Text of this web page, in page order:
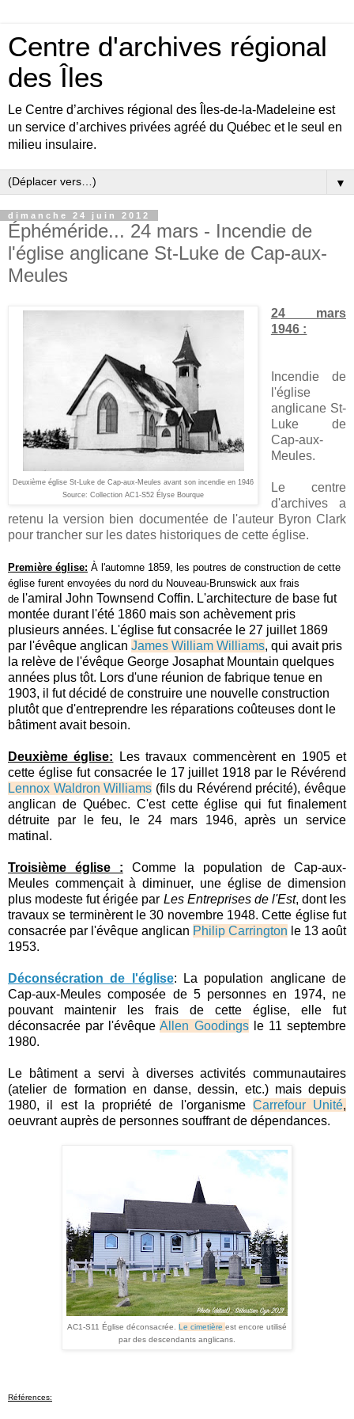
Centre d'archives régional
des Îles
Le Centre d’archives régional des Îles-de-la-Madeleine est
un service d’archives privées agréé du Québec et le seul en
milieu insulaire.
▼
dimanche 24 juin 2012
Éphéméride... 24 mars - Incendie de
l'église anglicane St-Luke de Cap-aux-
Meules
Deuxième église St-Luke de Cap-aux-Meules avant son incendie en 1946
Source: Collection AC1-S52 Élyse Bourque
24 mars
1946 :
Incendie de
l'église
anglicane St-
Luke de
Cap-aux-
Meules.
Le centre
d'archives a
retenu la version bien documentée de l'auteur Byron Clark
pour trancher sur les dates historiques de cette église.
Première église: À l'automne 1859, les poutres de construction de cette
église furent envoyées du nord du Nouveau-Brunswick aux frais
de l'amiral John Townsend Coffin. L'architecture de base fut
montée durant l'été 1860 mais son achèvement pris
plusieurs années. L'église fut consacrée le 27 juillet 1869
par l'évêque anglican James William Williams, qui avait pris
la relève de l'évêque George Josaphat Mountain quelques
années plus tôt. Lors d'une réunion de fabrique tenue en
1903, il fut décidé de construire une nouvelle construction
plutôt que d'entreprendre les réparations coûteuses dont le
bâtiment avait besoin.
Deuxième église: Les travaux commencèrent en 1905 et
cette église fut consacrée le 17 juillet 1918 par le Révérend
Lennox Waldron Williams (fils du Révérend précité), évêque
anglican de Québec. C'est cette église qui fut finalement
détruite par le feu, le 24 mars 1946, après un service
matinal.
Troisième église :
Comme la population de Cap-aux-
Meules commençait à diminuer, une église de dimension
plus modeste fut érigée par Les Entreprises de l'Est, dont les
travaux se terminèrent le 30 novembre 1948. Cette église fut
consacrée par l'évêque anglican Philip Carrington le 13 août
1953.
Déconsécration de l'église: La population anglicane de
Cap-aux-Meules composée de 5 personnes en 1974, ne
pouvant maintenir les frais de cette église, elle fut
déconsacrée par l'évêqueAllen Goodingsle 11 septembre
1980.
Le bâtiment a servi à diverses activités communautaires
(atelier de formation en danse, dessin, etc.) mais depuis
1980, il est la propriété de l'organisme Carrefour Unité,
oeuvrant auprès de personnes souffrant de dépendances.
AC1-S11 Église déconsacrée. Le cimetière est encore utilisé
par des descendants anglicans.
Références: